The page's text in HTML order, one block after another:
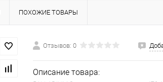
ПОХОЖИЕ ТОВАРЫ
Отзывов: 0
Описание товара: